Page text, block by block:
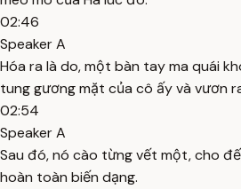
02:46
Speaker A
Hóa ra là do, một bàn tay ma quái
tung gương mặt của cô ấy và vươn
02:54
Speaker A
Sau đó, nó cào từng vết một, cho
hoàn toàn biến dạng.